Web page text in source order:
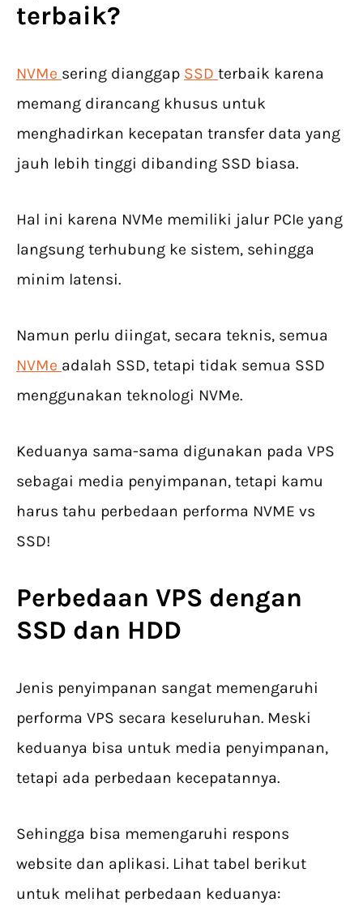
terbaik?
NVMe sering dianggap SSD terbaik karena
memang dirancang khusus untuk
menghadirkan kecepatan transfer data yang
jauh lebih tinggi dibanding SSD biasa.
Hal ini karena NVMe memiliki jalur PCIe yang
langsung terhubung ke sistem, sehingga
minim latensi.
Namun perlu diingat, secara teknis, semua
NVMe adalah SSD, tetapi tidak semua SSD
menggunakan teknologi NVMe.
Keduanya sama-sama digunakan pada VPS
sebagai media penyimpanan, tetapi kamu
harus tahu perbedaan performa NVME vs
SSD!
Perbedaan VPS dengan
SSD dan HDD
Jenis penyimpanan sangat memengaruhi
performa VPS secara keseluruhan. Meski
keduanya bisa untuk media penyimpanan,
tetapi ada perbedaan kecepatannya.
Sehingga bisa memengaruhi respons
website dan aplikasi. Lihat tabel berikut
untuk melihat perbedaan keduanya: